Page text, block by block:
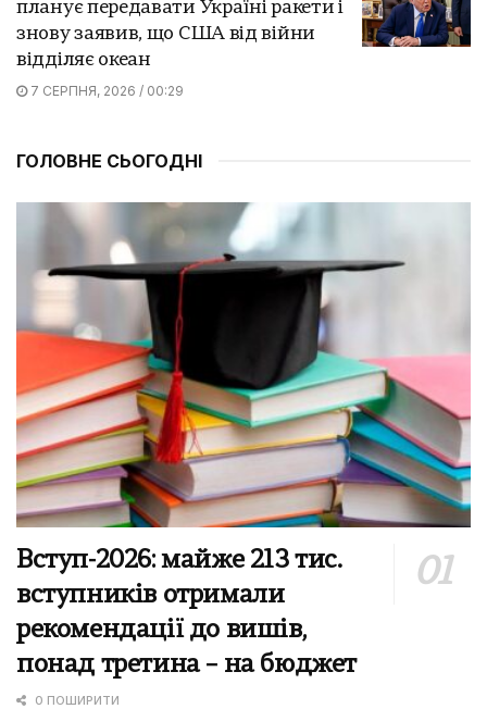
планує передавати Україні ракети і
знову заявив, що США від війни
відділяє океан
7 СЕРПНЯ, 2026 / 00:29
ГОЛОВНЕ СЬОГОДНІ
Вступ-2026: майже 213 тис.
вступників отримали
рекомендації до вишів,
понад третина – на бюджет
0 ПОШИРИТИ